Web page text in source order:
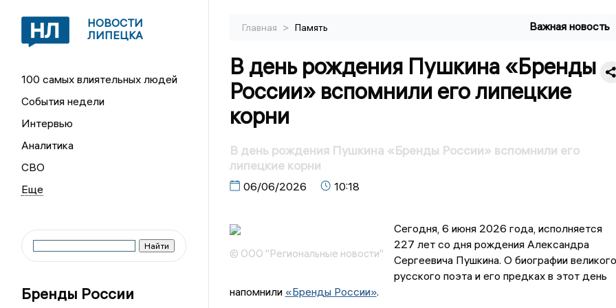
НОВОСТИ
ЛИПЕЦКА
100 самых влиятельных людей
События недели
Интервью
Аналитика
СВО
Бренды России
Главная > Память Важная новость
В день рождения Пушкина «Бренды
России» вспомнили его липецкие
корни
В день рождения Пушкина «Бренды России» вспомнили его
липецкие корни
06/06/2026 10:18
© ООО "Региональные новости"
Сегодня, 6 июня 2026 года, исполняется
227 лет со дня рождения Александра
Сергеевича Пушкина. О биографии великого
русского поэта и его предках в этот день
напомнили «Бренды России».